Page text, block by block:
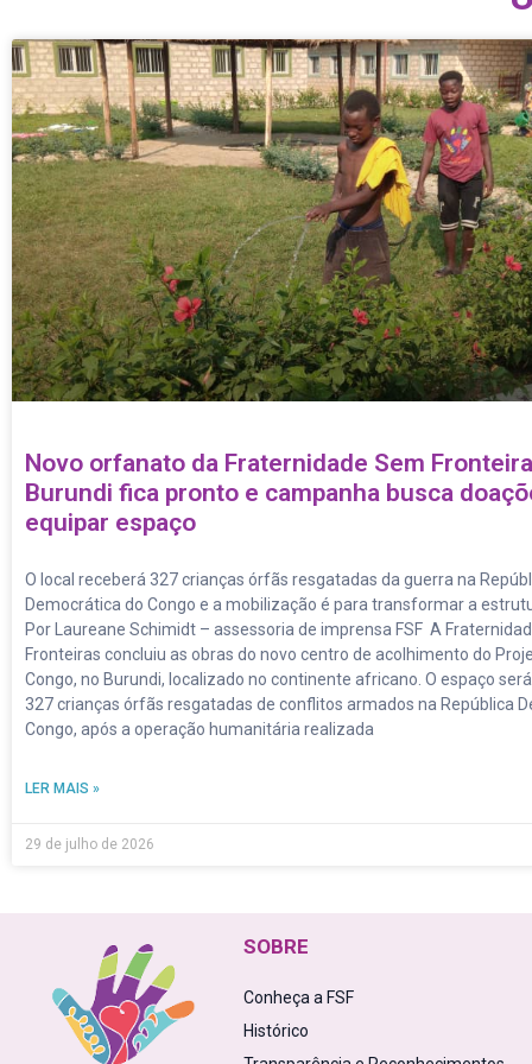
Novo orfanato da Fraternidade Sem
Burundi fica pronto e campanha busca
equipar espaço
O local receberá 327 crianças órfãs resgatadas da guerra na
Democrática do Congo e a mobilização é para transformar a
Por Laureane Schimidt – assessoria de imprensa FSF A
Fronteiras concluiu as obras do novo centro de acolhimento do
Congo, no Burundi, localizado no continente africano. O espaço
327 crianças órfãs resgatadas de conflitos armados na República
Congo, após a operação humanitária realizada
LER MAIS »
29 de julho de 2026
SOBRE
Conheça a FSF
Histórico